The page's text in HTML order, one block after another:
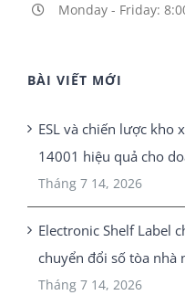
Monday - Friday:
BÀI VIẾT MỚI
ESL và chiến lược kho
14001 hiệu quả cho
Tháng 7 14, 2026
Electronic Shelf Label
chuyển đổi số tòa nhà
Tháng 7 14, 2026